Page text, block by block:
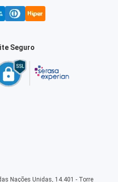
Seguro
Nações Unidas, 14.401 - Torre